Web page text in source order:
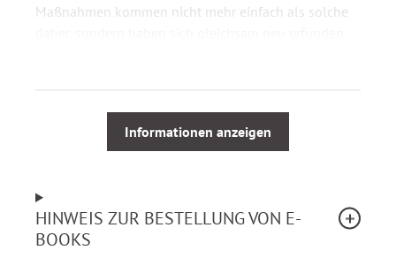
Maßnahmen kommen nicht mehr einfach als solche
'geschlossene Unterbringung' in seiner
modernisierten Form.
Deshalb hat die IGfH beschlossen, den Titel
Argumente gegen Geschlossene Unterbringung,
Freiheitsentzug und Zwang
Informationen anzeigen
HINWEIS ZUR BESTELLUNG VON E-
BOOKS